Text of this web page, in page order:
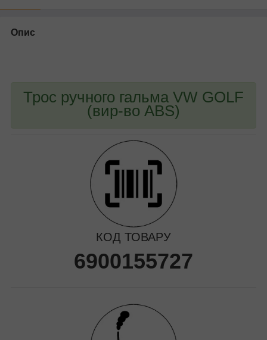
Опис
Трос ручного гальма VW GOLF
(вир-во ABS)
КОД ТОВАРУ
6900155727